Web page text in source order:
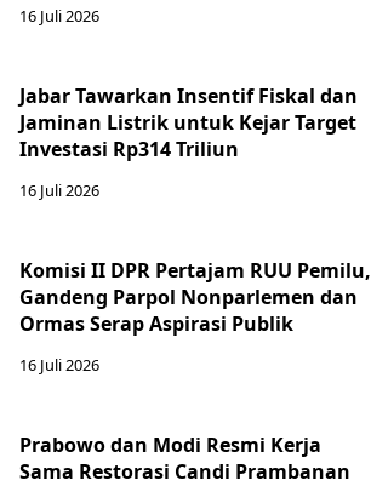
16 Juli 2026
Jabar Tawarkan Insentif Fiskal dan
Jaminan Listrik untuk Kejar Target
Investasi Rp314 Triliun
16 Juli 2026
Komisi II DPR Pertajam RUU Pemilu,
Gandeng Parpol Nonparlemen dan
Ormas Serap Aspirasi Publik
16 Juli 2026
Prabowo dan Modi Resmi Kerja
Sama Restorasi Candi Prambanan